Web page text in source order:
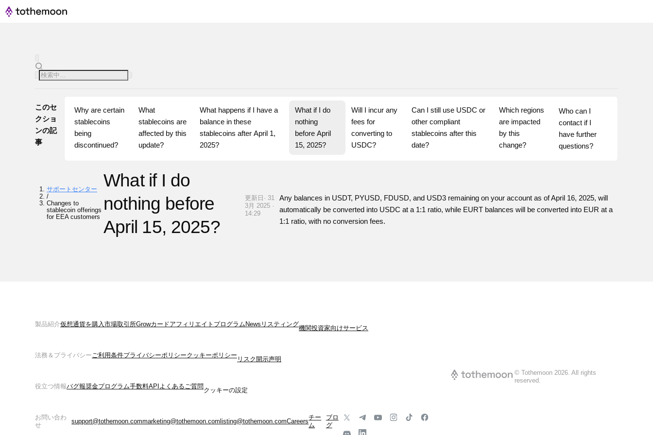
このセ
クショ
ンの記
事
Why are certain
stablecoins
being
discontinued?
What
stablecoins are
affected by this
update?
What happens if I have a
balance in these
stablecoins after April 1,
2025?
What if I do
nothing
before April
15, 2025?
Will I incur any
fees for
converting to
USDC?
Can I still use USDC or
other compliant
stablecoins after this
date?
Which regions
are impacted
by this
change?
Who can I
contact if I
have further
questions?
サポートセンター
/
Changes to
stablecoin offerings
for EEA customers
What if I do
nothing before
April 15, 2025?
更新日· 31
3月 2025 ·
14:29
Any balances in USDT, PYUSD, FDUSD, and USD3 remaining on your account as of April 16, 2025, will
automatically be converted into USDC at a 1:1 ratio, while EURT balances will be converted into EUR at a
1:1 ratio, with no conversion fees.
製品紹介仮想通貨を購入市場取引所Growカードアフィリエイトプログラム News リスティング
機関投資家向けサービス
法務＆プライバシーご利用条件プライバシーポリシークッキーポリシー
リスク開示声明
役立つ情報バグ報奨金プログラム手数料API よくあるご質問
クッキーの設定
お問い合わ
せ
support@tothemoon.commarketing@tothemoon.com listing@tothemoon.comCareers
チー
ム
ブロ
グ
© Tothemoon 2026. All rights
reserved.